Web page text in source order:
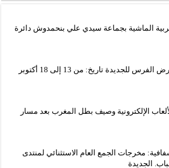
الماشية بجماعة سيدي علي بنحمدوش دائرة
الدورة السابعة عشرة لمعرض الفرس للجديدة تاريخ: من 13 إلى 18 أكتوبر
الإلكترونية وصيف بطل المغرب بعد مسار
مخرجات الجمع العام الاستثنائي لمنتدى
الجديدة